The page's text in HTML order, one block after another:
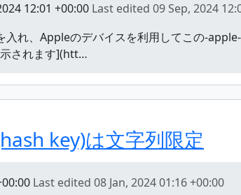
12:01 +00:00 Last edited 09 Sep, 2024
れ、Appleのデバイスを利用してこの-
されます](htt…
key)は文字列限定
Last edited 08 Jan, 2024 01:16 +00:00